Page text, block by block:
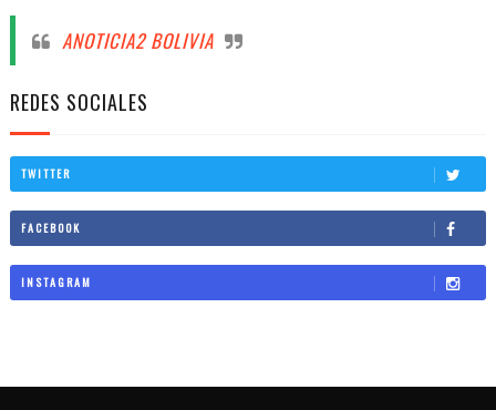
ANOTICIA2 BOLIVIA
REDES SOCIALES
TWITTER
FACEBOOK
INSTAGRAM